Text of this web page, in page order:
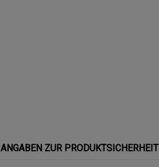
ANGABEN ZUR PRODUKTSICHERHEIT